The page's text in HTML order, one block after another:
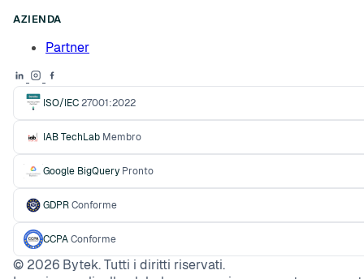
AZIENDA
Partner
ISO/IEC27001:2022
IAB TechLab Membro
Google BigQuery Pronto
GDPRConforme
CCPAConforme
© 2026 Bytek. Tutti i diritti riservati.